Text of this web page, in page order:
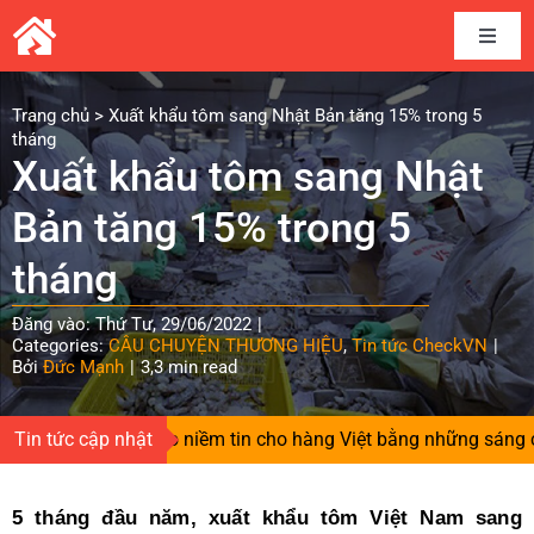
Skip
to
content
Toggle
Home
Câu chuyện thương hiệu
Kết nối cung cầu
Chia sẻ kinh nghiệm
Tài liệu
Trang chủ> Xuất khẩu tôm sang Nhật Bản tăng 15% trong 5
tháng
Xuất khẩu tôm sang Nhật
Bản tăng 15% trong 5
tháng
Đăng vào: Thứ Tư, 29/06/2022 |
Categories:CÂU CHUYỆN THƯƠNG HIỆU,Tin tức CheckVN |
BởiĐức Mạnh | 3,3 min read
Tin tức cập nhật
Người gieo niềm tin cho hàng Việt bằng những sáng chế
5 tháng đầu năm, xuất khẩu tôm Việt Nam sang